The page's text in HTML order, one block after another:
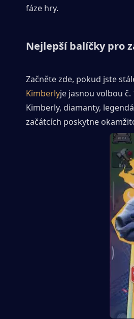
fáze hry.
Nejlepší balíčky pro
Začněte zde, pokud jste
Kimberlyje jasnou volbou
Kimberly, diamanty,
začátcích poskytne